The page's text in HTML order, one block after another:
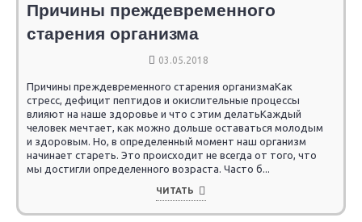
Причины преждевременного
старения организма
03.05.2018
Причины преждевременного старения организмаКак
стресс, дефицит пептидов и окислительные процессы
влияют на наше здоровье и что с этим делатьКаждый
человек мечтает, как можно дольше оставаться молодым
и здоровым. Но, в определенный момент наш организм
начинает стареть. Это происходит не всегда от того, что
мы достигли определенного возраста. Часто б...
ЧИТАТЬ